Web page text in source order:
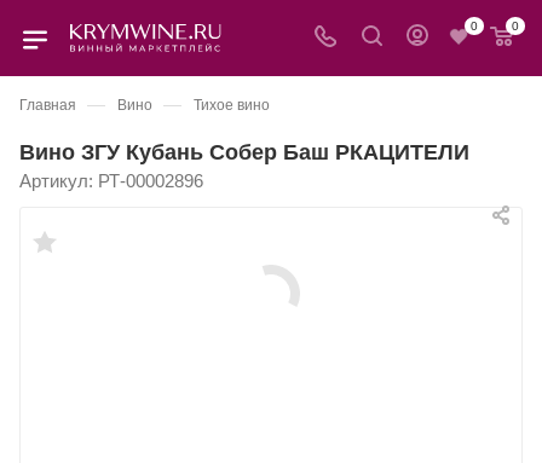
0 0
Главная — Вино — Тихое вино
Вино ЗГУ Кубань Собер Баш РКАЦИТЕЛИ
Артикул: РТ-00002896